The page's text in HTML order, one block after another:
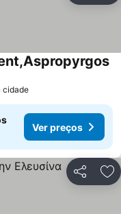
cidade
Ver preços
Partilhar